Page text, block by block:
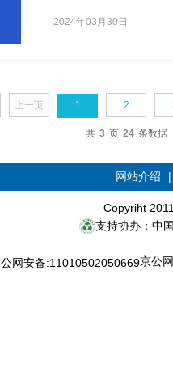
2024年03月30日
上一页 1 2
共 3 页 24 条数据
网站介绍
Copyriht
支持协办：中
京公